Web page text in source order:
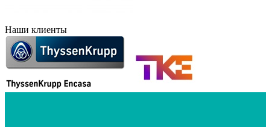
Наши клиенты